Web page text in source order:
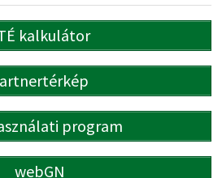
kalkulátor
program
webGN